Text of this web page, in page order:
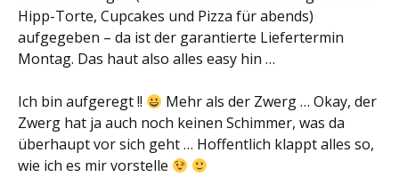
Hipp-Torte, Cupcakes und Pizza für abends)
aufgegeben – da ist der garantierte Liefertermin
Montag. Das haut also alles easy hin …
Ich bin aufgeregt !!
Mehr als der Zwerg … Okay, der
Zwerg hat ja auch noch keinen Schimmer, was da
überhaupt vor sich geht … Hoffentlich klappt alles so,
wie ich es mir vorstelle